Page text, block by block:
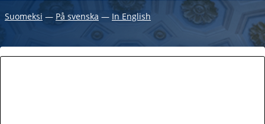
Suomeksi ― På svenska ― In English